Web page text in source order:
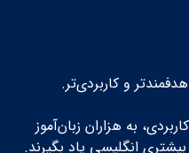
و کاربردی‌تر.
به هزاران زبان‌آموز
انگلیسی یاد بگیرند.